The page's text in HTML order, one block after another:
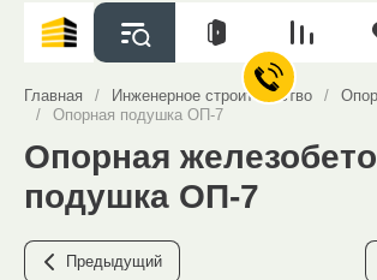
Главная / Инженерное строительство /
/
Опорная подушка ОП-7
Опорная
подушка ОП-7
Предыдущий